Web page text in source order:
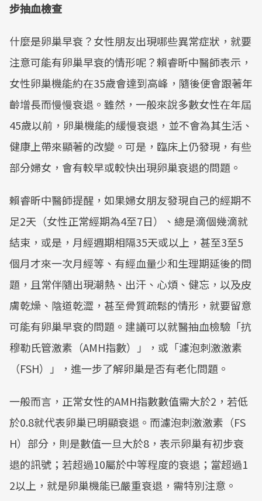
步抽血檢查
什麼是卵巢早衰？女性朋友出現哪些異常症狀，就要
注意可能有卵巢早衰的情形呢？賴睿昕中醫師表示，
女性卵巢機能約在35歲會達到高峰，隨後便會跟著年
齡增長而慢慢衰退。雖然，一般來說多數女性在年屆
45歲以前，卵巢機能的緩慢衰退，並不會為其生活、
健康上帶來顯著的改變。可是，臨床上仍發現，有些
部分婦女，會有較早或較快出現卵巢衰退的問題。
賴睿昕中醫師提醒，如果婦女朋友發現自己的經期不
足2天（女性正常經期為4至7日）、總是滴個幾滴就
結束，或是，月經週期相隔35天或以上，甚至3至5
個月才來一次月經等、有經血量少和生理期延後的問
題，且常伴隨出現潮熱、出汗、心煩、健忘，以及皮
膚乾燥、陰道乾澀，甚至骨質疏鬆的情形，就要留意
可能有卵巢早衰的問題。建議可以就醫抽血檢驗「抗
穆勒氏管激素（AMH指數）」，或「濾泡刺激激素
（FSH）」，進一步了解卵巢是否有老化問題。
一般而言，正常女性的AMH指數數值需大於2，若低
於0.8就代表卵巢已明顯衰退。而濾泡刺激激素（FS
H）部分，則是數值一旦大於8，表示卵巢有初步衰
退的訊號；若超過10屬於中等程度的衰退；當超過1
2以上，就是卵巢機能已嚴重衰退，需特別注意。